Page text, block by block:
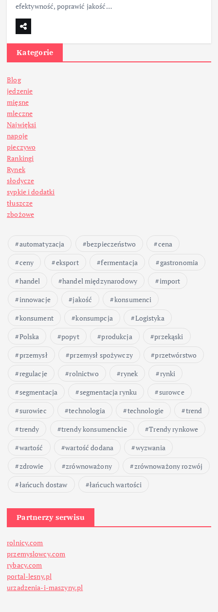
efektywność, poprawić jakość…
Kategorie
Blog
jedzenie
mięsne
mleczne
Najwięksi
napoje
pieczywo
Rankingi
Rynek
słodycze
sypkie i dodatki
tłuszcze
zbożowe
automatyzacja bezpieczeństwo
cena
ceny
eksport fermentacja
gastronomia
handel
handel międzynarodowy
import
innowacje
jakość
konsumenci
konsument
konsumpcja
Logistyka
Polska
popyt produkcja
przekąski
przemysł
przemysł spożywczy
przetwórstwo
regulacje
rolnictwo rynek
rynki
segmentacja
segmentacja rynku
surowce
surowiec
technologia technologie
trend
trendy
trendy konsumenckie
Trendy rynkowe
wartość
wartość dodana
wyzwania
zdrowie
zrównoważony
zrównoważony rozwój
łańcuch dostaw
łańcuch wartości
Partnerzy serwisu
rolnicy.com
przemyslowcy.com
rybacy.com
portal-lesny.pl
urzadzenia-i-maszyny.pl